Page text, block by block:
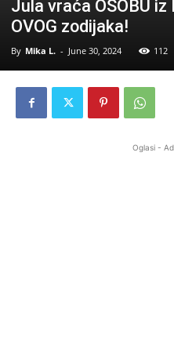
Jula vraća OSOBU iz
OVOG zodijaka!
By Mika L. - June 30, 2024 112
Oglasi -